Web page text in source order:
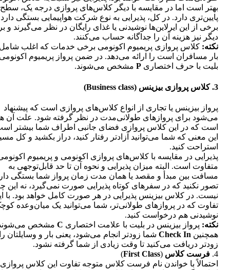
بهتر است اما در مقایسه با دیگر کلاس‌های پروازی درجه یک، سطح
پایین‌تری دارد. در کل، پذیرایی به نوع شرکت هواپیمایی بستگی
برخی از این ایرلاین‌ها نوشیدنی یا غذای رایگان در نظر می‌گیرند و
دیگر نیز هزینه آن را جداگانه حساب می‌کنند.
نکته: کلاس پروازی پریمیوم اکونومی برخی خدمات که اغلب
بار مسافران است را ارائه می‌دهد. در ضمن پرواز پریمیوم
بلیت با حرف اختصاری P مشخص می‌شوند.
3. کلاس پروازی بیزینس (Business class)
پرواز بیزینس یا تجاری از انواع کلاس‌های پروازی است که پیشنهاد
می‌شود برای پروازهای طولانی‌مدت در نظر گرفته شود. علت آن
است که در این کلاس پروازی فضای جانبی اطراف شما بیشتر
این معنی که شما می‌توانید آزادتر رفتار کنید، دراز بکشید و کل
استراحت کنید.
پذیرایی در مقایسه با کلاس‌های پروازی اکونومی و پریمیوم
متفاوت است. البته میزان پذیرایی و نحوه آن تا حد قابل‌توجهی به
مسافت بین مبدأ و مقصد یا همان مدت زمان پرواز شما بستگی
تصور نکنید که در سفرهای کوتاه پذیرایی صورت نمی‌گیرد، نه این
نیست. در کلاس بیزینس پذیرایی در هر صورت کامل خواهد بود. با
تفاوت که در پروازهای طولانی‌تر، شما می‌توانید یک میان‌وعده
نوشیدنی هم درخواست کنید.
نکته: پرواز بیزینس در بلیت با علامت اختصاری C مشخص
همچنین Check In شما زودتر انجام می‌شود، یعنی بار و وسایلتان
زودتر دریافت می‌کنید تا وقت زیادی از شما گرفته نشود.
4. فرست کلاس (
First Class
)
احتمالاً با خواندن نام فرست کلاس متوجه تفاوت این کلاس پروازی